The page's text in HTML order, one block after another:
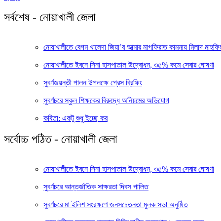
সর্বশেষ - নোয়াখালী জেলা
নোয়াখালীতে বেগম খালেদা জিয়া’র আত্মার মাগফিরাত কামনায় মিলাদ
নোয়াখালীতে ইবনে সিনা হাসপাতাল উদ্বোধন, ৩৫% কমে সেবার ঘোষণা
সুবর্ণজয়ন্তী পালন উপলক্ষে প্রেস ব্রিফিং
সুবর্ণচরে স্কুল শিক্ষকের বিরুদ্ধে অনিয়মের অভিযোগ
কবিতা: একটু শুধু ইচ্ছে কর
সর্বোচ্চ পঠিত - নোয়াখালী জেলা
নোয়াখালীতে ইবনে সিনা হাসপাতাল উদ্বোধন, ৩৫% কমে সেবার ঘোষণা
সুবর্ণচরে আন্তর্জাতিক সাক্ষরতা দিবস পালিত
সুবর্ণচরে মা ইলিশ সংরক্ষণে জনসচেতনতা মুলক সভা অনুষ্ঠিত